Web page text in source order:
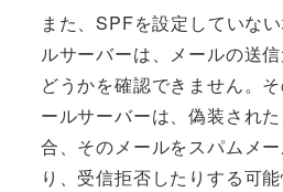
また、SPFを設定していな
ルサーバーは、メールの送
どうかを確認できません。
ールサーバーは、偽装され
合、そのメールをスパムメ
り、受信拒否したりする可